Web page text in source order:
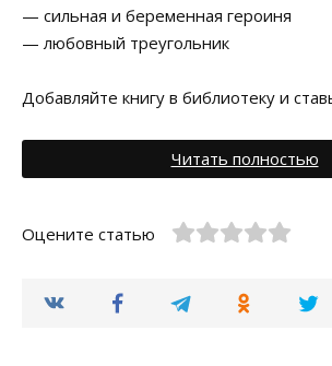
— сильная и беременная героиня
— любовный треугольник
Добавляйте книгу в библиотеку и
Читать полностью
Оцените статью